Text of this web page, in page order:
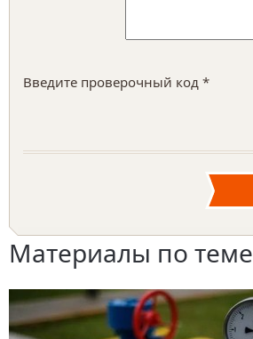
Введите проверочный код *
Материалы по теме